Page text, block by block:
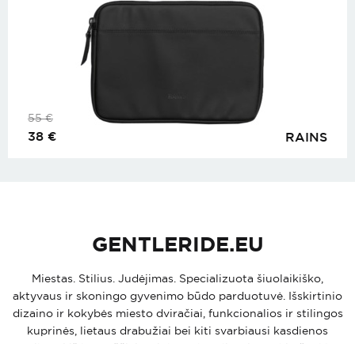
RAINS
55€
38 €
GENTLERIDE.EU
Miestas. Stilius. Judėjimas. Specializuota šiuolaikiško,
aktyvaus ir skoningo gyvenimo būdo parduotuvė. Išskirtinio
dizaino ir kokybės miesto dviračiai, funkcionalios ir stilingos
kuprinės, lietaus drabužiai bei kiti svarbiausi kasdienos